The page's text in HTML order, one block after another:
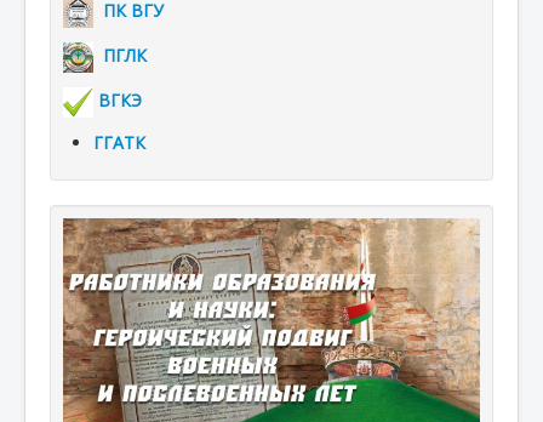
ПК ВГУ
ПГЛК
ВГКЭ
ГГАТК